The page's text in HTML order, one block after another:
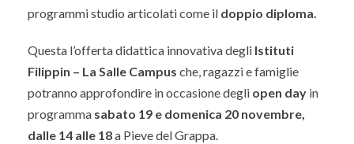
programmi studio articolati come il doppio diploma.
Questa l’offerta didattica innovativa degli Istituti
Filippin – La Salle Campus che, ragazzi e famiglie
potranno approfondire in occasione degli open day in
programma sabato 19 e domenica 20 novembre,
dalle 14 alle 18a Pieve del Grappa.